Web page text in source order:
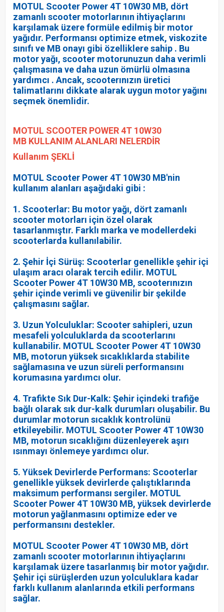
MOTUL Scooter Power 4T 10W30 MB, dört
zamanlı scooter motorlarının ihtiyaçlarını
karşılamak üzere formüle edilmiş bir motor
yağıdır. Performansı optimize etmek, viskozite
sınıfı ve MB onayı gibi özelliklere sahip . Bu
motor yağı, scooter motorunuzun daha verimli
çalışmasına ve daha uzun ömürlü olmasına
yardımcı . Ancak, scooterınızın üretici
talimatlarını dikkate alarak uygun motor yağını
seçmek önemlidir.
MOTUL SCOOTER POWER 4T 10W30
MB KULLANIM ALANLARI NELERDİR
Kullanım ŞEKLİ
MOTUL Scooter Power 4T 10W30 MB'nin
kullanım alanları aşağıdaki gibi :
1. Scooterlar: Bu motor yağı, dört zamanlı
scooter motorları için özel olarak
tasarlanmıştır. Farklı marka ve modellerdeki
scooterlarda kullanılabilir.
2. Şehir İçi Sürüş: Scooterlar genellikle şehir içi
ulaşım aracı olarak tercih edilir. MOTUL
Scooter Power 4T 10W30 MB, scooterınızın
şehir içinde verimli ve güvenilir bir şekilde
çalışmasını sağlar.
3. Uzun Yolculuklar: Scooter sahipleri, uzun
mesafeli yolculuklarda da scooterlarını
kullanabilir. MOTUL Scooter Power 4T 10W30
MB, motorun yüksek sıcaklıklarda stabilite
sağlamasına ve uzun süreli performansını
korumasına yardımcı olur.
4. Trafikte Sık Dur-Kalk: Şehir içindeki trafiğe
bağlı olarak sık dur-kalk durumları oluşabilir. Bu
durumlar motorun sıcaklık kontrolünü
etkileyebilir. MOTUL Scooter Power 4T 10W30
MB, motorun sıcaklığını düzenleyerek aşırı
ısınmayı önlemeye yardımcı olur.
5. Yüksek Devirlerde Performans: Scooterlar
genellikle yüksek devirlerde çalıştıklarında
maksimum performansı sergiler. MOTUL
Scooter Power 4T 10W30 MB, yüksek devirlerde
motorun yağlanmasını optimize eder ve
performansını destekler.
MOTUL Scooter Power 4T 10W30 MB, dört
zamanlı scooter motorlarının ihtiyaçlarını
karşılamak üzere tasarlanmış bir motor yağıdır.
Şehir içi sürüşlerden uzun yolculuklara kadar
farklı kullanım alanlarında etkili performans
sağlar.